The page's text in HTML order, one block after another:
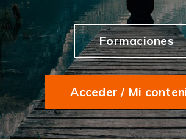
Formaciones
Acceder / Mi